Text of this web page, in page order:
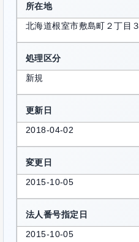
所在地
北海道根室市敷島町２丁目３
処理区分
新規
更新日
2018-04-02
変更日
2015-10-05
法人番号指定日
2015-10-05